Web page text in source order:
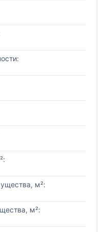
м²:
м²: